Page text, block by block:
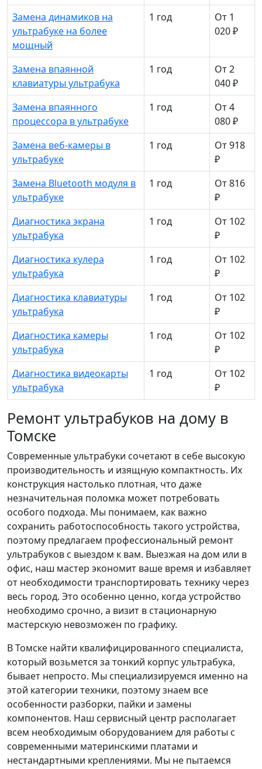
Замена динамиков на
ультрабуке на более
мощный
1 год
От 1
020 ₽
Замена впаянной
клавиатуры ультрабука
1 год
От 2
040 ₽
Замена впаянного
процессора в ультрабуке
1 год
От 4
080 ₽
Замена веб-камеры в
ультрабуке
1 год
От 918
₽
Замена Bluetooth модуля в
ультрабуке
1 год
От 816
₽
Диагностика экрана
ультрабука
1 год
От 102
₽
Диагностика кулера
ультрабука
1 год
От 102
₽
Диагностика клавиатуры
ультрабука
1 год
От 102
₽
Диагностика камеры
ультрабука
1 год
От 102
₽
Диагностика видеокарты
ультрабука
1 год
От 102
₽
Ремонт ультрабуков на дому в
Томске
Современные ультрабуки сочетают в себе высокую
производительность и изящную компактность. Их
конструкция настолько плотная, что даже
незначительная поломка может потребовать
особого подхода. Мы понимаем, как важно
сохранить работоспособность такого устройства,
поэтому предлагаем профессиональный ремонт
ультрабуков с выездом к вам. Выезжая на дом или в
офис, наш мастер экономит ваше время и избавляет
от необходимости транспортировать технику через
весь город. Это особенно ценно, когда устройство
необходимо срочно, а визит в стационарную
мастерскую невозможен по графику.
В Томске найти квалифицированного специалиста,
который возьмется за тонкий корпус ультрабука,
бывает непросто. Мы специализируемся именно на
этой категории техники, поэтому знаем все
особенности разборки, пайки и замены
компонентов. Наш сервисный центр располагает
всем необходимым оборудованием для работы с
современными материнскими платами и
нестандартными креплениями. Мы не пытаемся